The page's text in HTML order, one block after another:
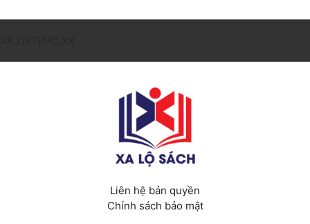
Liên hệ bản quyền
Chính sách bảo mật